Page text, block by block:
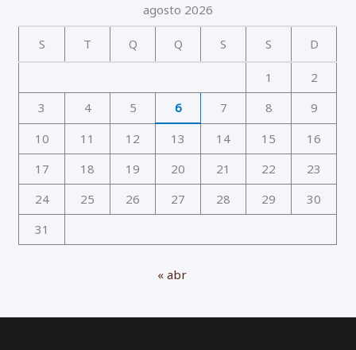
agosto 2026
S T Q Q S S D
1
2
3
4 5 6 7 8
9
10
11 12 13 14 15
16
17
18 19 20 21 22
23
24
25 26 27 28 29
30
31
« abr